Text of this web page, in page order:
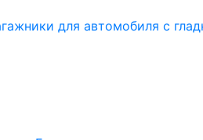
для автомобиля с